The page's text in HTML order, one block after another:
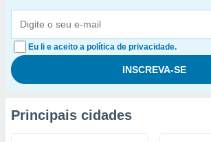
Eu li e aceito a política de privacidade.
Principais cidades